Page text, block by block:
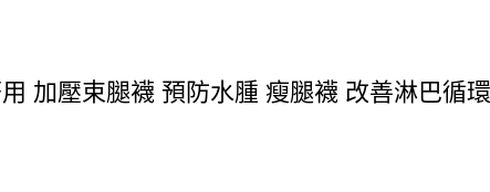
加壓束腿襪 預防水腫 瘦腿襪 改善淋巴循